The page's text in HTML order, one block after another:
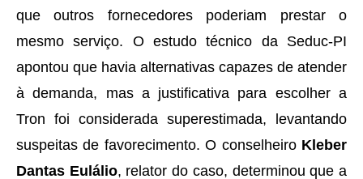
que outros fornecedores poderiam prestar o
mesmo serviço. O estudo técnico da Seduc-PI
apontou que havia alternativas capazes de atender
à demanda, mas a justificativa para escolher a
Tron foi considerada superestimada, levantando
suspeitas de favorecimento. O conselheiro Kleber
Dantas Eulálio, relator do caso, determinou que a